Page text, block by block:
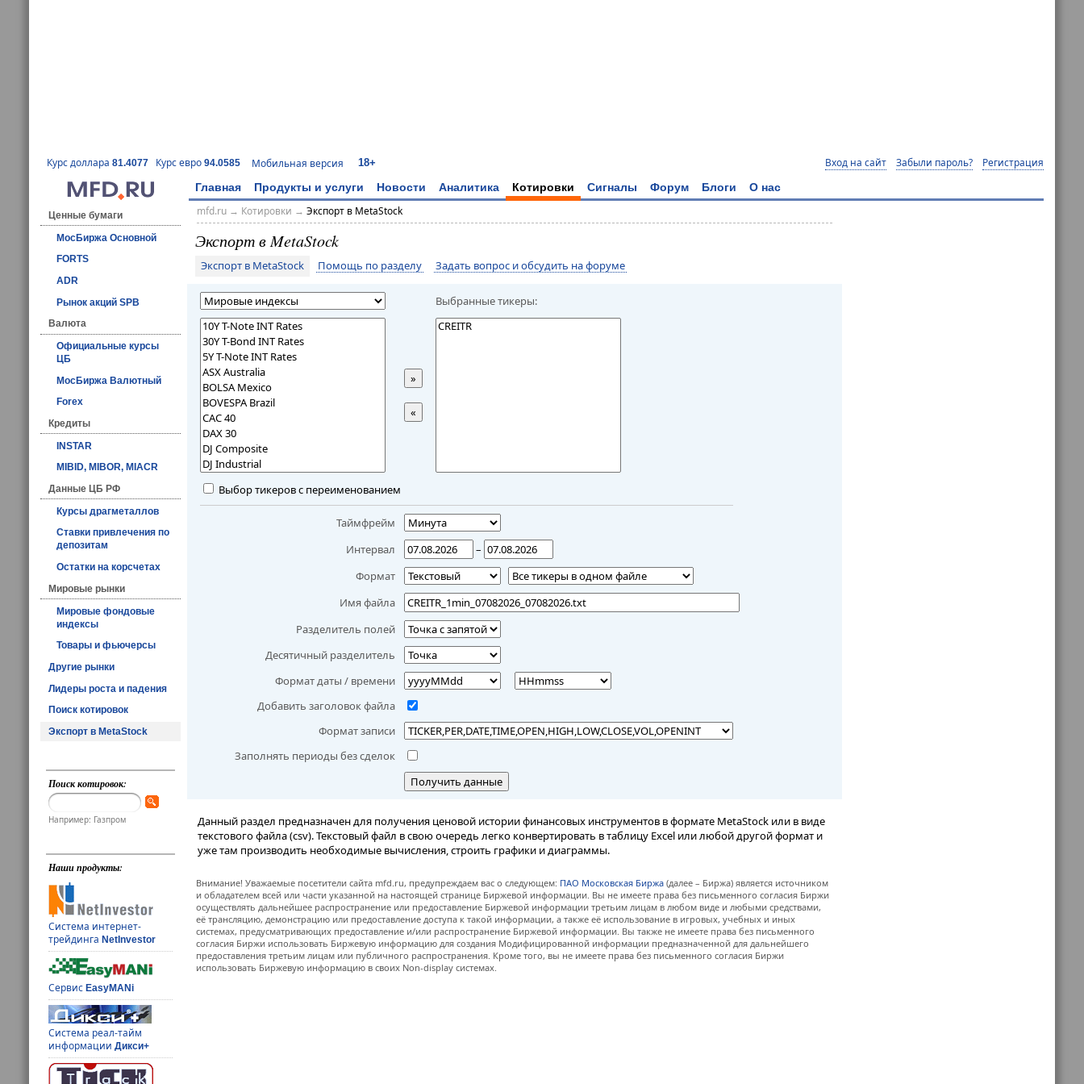
Курс доллара 81.4077 Курс евро 94.0585 Мобильная версия 18+ Вход на сайт Забыли пароль? Регистрация
Главная Продукты и услуги Новости Аналитика Котировки Сигналы Форум Блоги О нас
Ценные бумаги
МосБиржа Основной
FORTS
ADR
Рынок акций SPB
Валюта
Официальные курсы
ЦБ
МосБиржа Валютный
Forex
Кредиты
INSTAR
MIBID, MIBOR, MIACR
Данные ЦБ РФ
Курсы драгметаллов
Ставки привлечения по
депозитам
Остатки на корсчетах
Мировые рынки
Мировые фондовые
индексы
Товары и фьючерсы
Другие рынки
Лидеры роста и падения
Поиск котировок
Экспорт в MetaStock
Поиск котировок:
Например: Газпром
Наши продукты:
Система интернет-
трейдингаNetInvestor
СервисEasyMANi
Система реал-тайм
информацииДикси+
mfd.ru→ Котировки → Экспорт в MetaStock
Экспорт в MetaStock
Экспорт в MetaStock Помощь по разделу Задать вопрос и обсудить на форуме
Выбранные тикеры:
»
«
Выбор тикеров с переименованием
Таймфрейм
Интервал
–
Формат
Имя файла
Разделитель полей
Десятичный разделитель
Формат даты / времени
Добавить заголовок файла
Формат записи
Заполнять периоды без сделок
Получить данные
Данный раздел предназначен для получения ценовой истории финансовых инструментов в формате MetaStock или в виде
текстового файла (csv). Текстовый файл в свою очередь легко конвертировать в таблицу Excel или любой другой формат и
уже там производить необходимые вычисления, строить графики и диаграммы.
Внимание! Уважаемые посетители сайта mfd.ru, предупреждаем вас о следующем: ПАО Московская Биржа (далее – Биржа) является источником
и обладателем всей или части указанной на настоящей странице Биржевой информации. Вы не имеете права без письменного согласия Биржи
осуществлять дальнейшее распространение или предоставление Биржевой информации третьим лицам в любом виде и любыми средствами,
её трансляцию, демонстрацию или предоставление доступа к такой информации, а также её использование в игровых, учебных и иных
системах, предусматривающих предоставление и/или распространение Биржевой информации. Вы также не имеете права без письменного
согласия Биржи использовать Биржевую информацию для создания Модифицированной информации предназначенной для дальнейшего
предоставления третьим лицам или публичного распространения. Кроме того, вы не имеете права без письменного согласия Биржи
использовать Биржевую информацию в своих Non-display системах.